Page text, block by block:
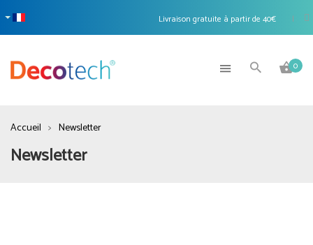
Livraison gratuite à partir de 40€ |
0
Accueil Newsletter
Newsletter